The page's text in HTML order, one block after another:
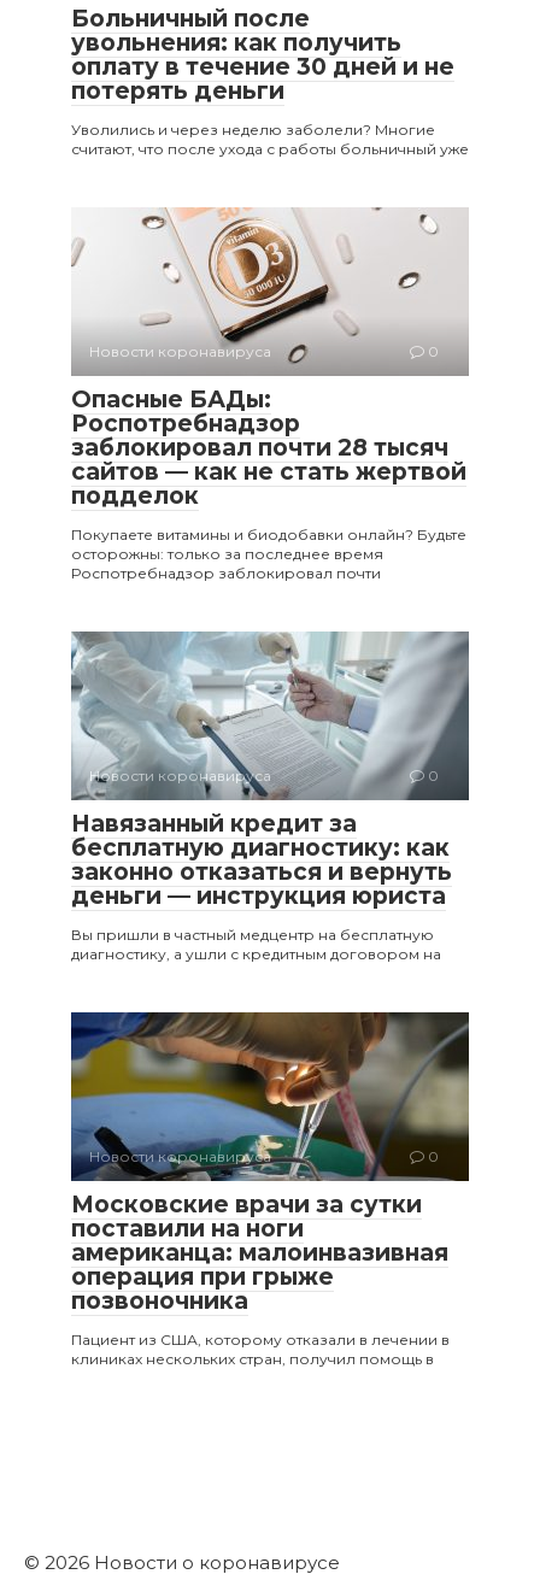
Больничный после
увольнения: как получить
оплату в течение 30 дней и не
потерять деньги
Уволились и через неделю заболели? Многие
считают, что после ухода с работы больничный уже
Новости коронавируса 0
Опасные БАДы:
Роспотребнадзор
заблокировал почти 28 тысяч
сайтов — как не стать жертвой
подделок
Покупаете витамины и биодобавки онлайн? Будьте
осторожны: только за последнее время
Роспотребнадзор заблокировал почти
Новости коронавируса 0
Навязанный кредит за
бесплатную диагностику: как
законно отказаться и вернуть
деньги — инструкция юриста
Вы пришли в частный медцентр на бесплатную
диагностику, а ушли с кредитным договором на
Новости коронавируса 0
Московские врачи за сутки
поставили на ноги
американца: малоинвазивная
операция при грыже
позвоночника
Пациент из США, которому отказали в лечении в
клиниках нескольких стран, получил помощь в
© 2026 Новости о коронавирусе